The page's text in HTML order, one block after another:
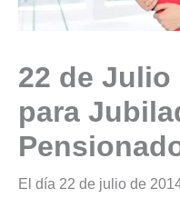
22 de Julio
para
El día 22 de julio de